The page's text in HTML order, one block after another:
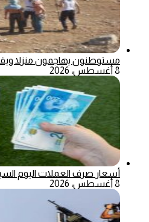
مستوطنون يهاجمون منزلا
8 أغسطس، 2026
أسعار صرف العملات اليوم
8 أغسطس، 2026